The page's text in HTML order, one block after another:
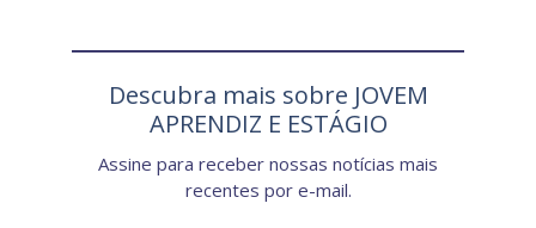
Descubra mais sobre JOVEM
APRENDIZ E ESTÁGIO
Assine para receber nossas notícias mais
recentes por e-mail.